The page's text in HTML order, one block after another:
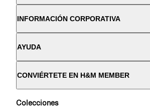
INFORMACIÓN CORPORATIVA
AYUDA
CONVIÉRTETE EN H&M MEMBER
Colecciones